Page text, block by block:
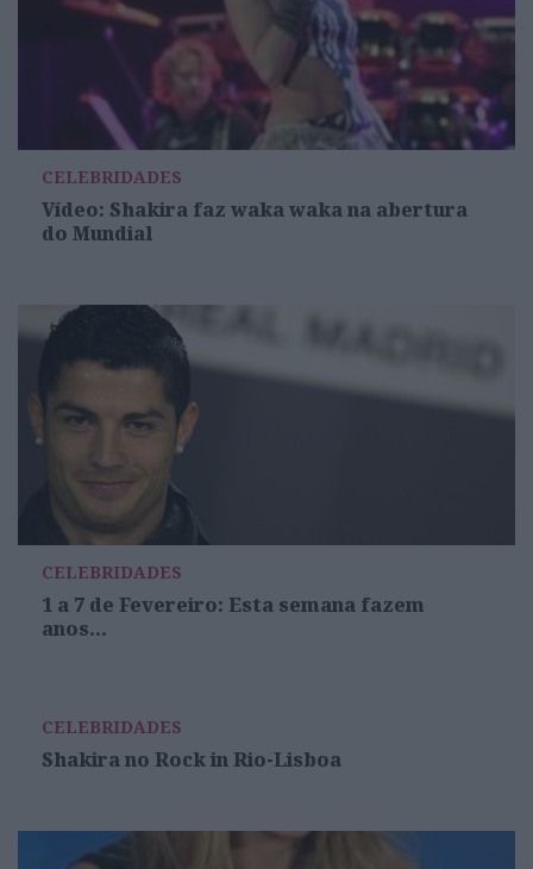
CELEBRIDADES
Vídeo: Shakira faz waka waka na abertura
do Mundial
CELEBRIDADES
1 a 7 de Fevereiro: Esta semana fazem
anos...
CELEBRIDADES
Shakira no Rock in Rio-Lisboa